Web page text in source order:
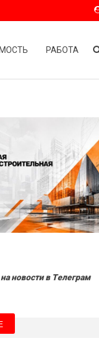
РАБОТА
новости в Tелеграм